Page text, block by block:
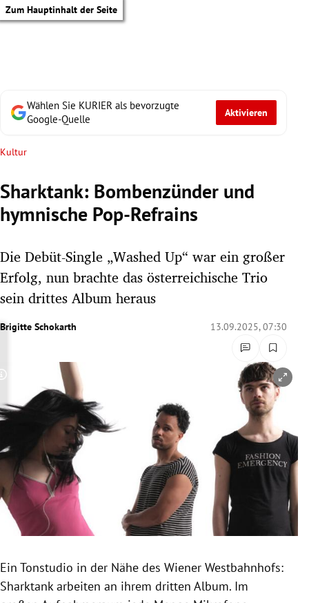
Zum Hauptinhalt der Seite
Untermenü
Untermenü
Untermenü
Untermenü
Untermenü
Untermenü
Untermenü
Untermenü
Wählen Sie KURIER als bevorzugte
Google-Quelle
Aktivieren
Kultur
Sharktank: Bombenzünder und
hymnische Pop-Refrains
Die Debüt-Single „Washed Up“ war ein großer
Erfolg, nun brachte das österreichische Trio
sein drittes Album heraus
Brigitte Schokarth 13.09.2025, 07:30
Copyright-Hinweis öffnen/schließen
Ein Tonstudio in der Nähe des Wiener Westbahnhofs:
Sharktank arbeiten an ihrem dritten Album. Im